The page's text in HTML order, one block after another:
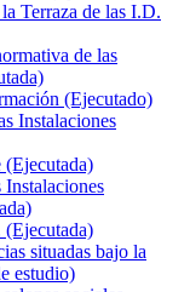
Terraza de las I.D.
de las
(Ejecutado)
Instalaciones
Instalaciones
(Ejecutada)
situadas bajo la
estudio)